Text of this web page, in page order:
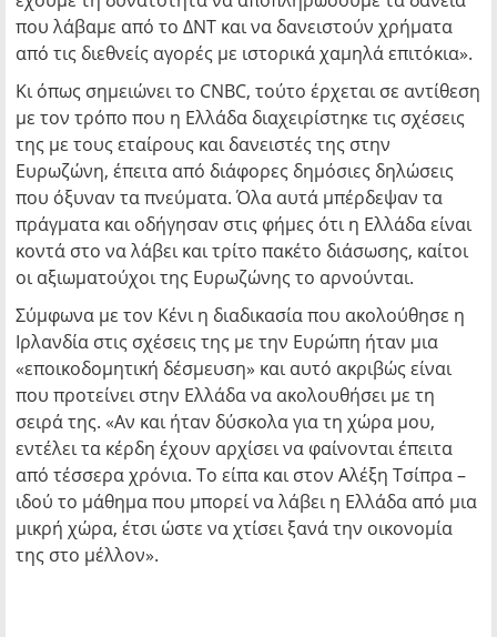
που λάβαμε από το ΔΝΤ και να δανειστούν χρήματα
από τις διεθνείς αγορές με ιστορικά χαμηλά επιτόκια».
Κι όπως σημειώνει το CNBC, τούτο έρχεται σε αντίθεση
με τον τρόπο που η Ελλάδα διαχειρίστηκε τις σχέσεις
της με τους εταίρους και δανειστές της στην
Ευρωζώνη, έπειτα από διάφορες δημόσιες δηλώσεις
που όξυναν τα πνεύματα. Όλα αυτά μπέρδεψαν τα
πράγματα και οδήγησαν στις φήμες ότι η Ελλάδα είναι
κοντά στο να λάβει και τρίτο πακέτο διάσωσης, καίτοι
οι αξιωματούχοι της Ευρωζώνης το αρνούνται.
Σύμφωνα με τον Κένι η διαδικασία που ακολούθησε η
Ιρλανδία στις σχέσεις της με την Ευρώπη ήταν μια
«εποικοδομητική δέσμευση» και αυτό ακριβώς είναι
που προτείνει στην Ελλάδα να ακολουθήσει με τη
σειρά της. «Αν και ήταν δύσκολα για τη χώρα μου,
εντέλει τα κέρδη έχουν αρχίσει να φαίνονται έπειτα
από τέσσερα χρόνια. Το είπα και στον Αλέξη Τσίπρα –
ιδού το μάθημα που μπορεί να λάβει η Ελλάδα από μια
μικρή χώρα, έτσι ώστε να χτίσει ξανά την οικονομία
της στο μέλλον».